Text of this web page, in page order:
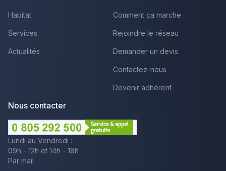
Habitat
Services
Actualités
Comment ça marche
Rejoindre le réseau
Demander un devis
Contactez-nous
Devenir adhérent
Nous contacter
Lundi au Vendredi :
09h - 12h et 14h - 18h
Par mail